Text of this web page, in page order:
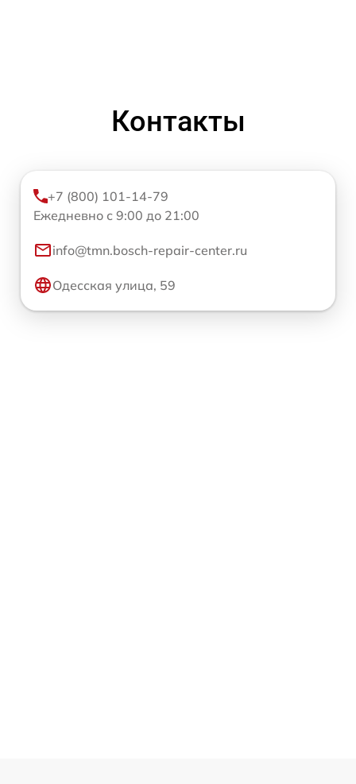
Контакты
+7 (800) 101-14-79
Ежедневно с 9:00 до 21:00
info@tmn.bosch-repair-center.ru
Одесская улица, 59